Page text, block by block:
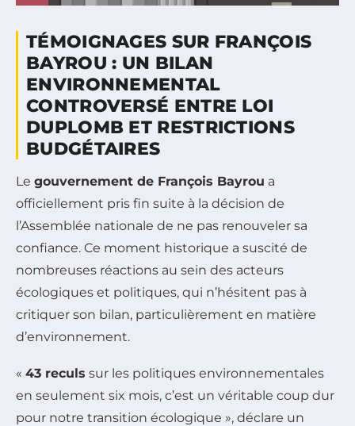
TÉMOIGNAGES SUR FRANÇOIS
BAYROU : UN BILAN
ENVIRONNEMENTAL
CONTROVERSÉ ENTRE LOI
DUPLOMB ET RESTRICTIONS
BUDGÉTAIRES
Le gouvernement de François Bayrou a
officiellement pris fin suite à la décision de
l’Assemblée nationale de ne pas renouveler sa
confiance. Ce moment historique a suscité de
nombreuses réactions au sein des acteurs
écologiques et politiques, qui n’hésitent pas à
critiquer son bilan, particulièrement en matière
d’environnement.
« 43 reculs sur les politiques environnementales
en seulement six mois, c’est un véritable coup dur
pour notre transition écologique », déclare un